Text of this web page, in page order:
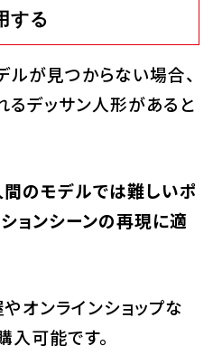
する
が見つからない場合、
デッサン人形があると
間のモデルでは難しいポ
ョンシーンの再現に適
オンラインショップな
入可能です。